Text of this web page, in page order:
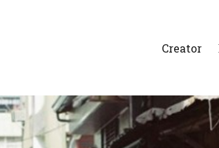
Creator